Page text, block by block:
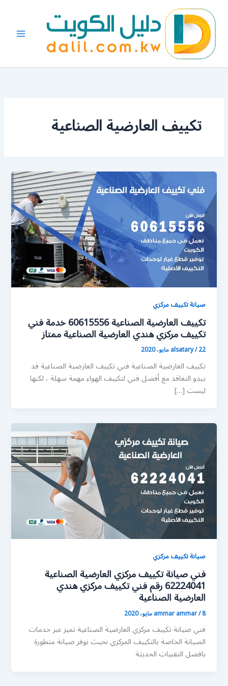
المحتوى
تكييف العارضية الصناعية
صيانة تكييف مركزي
تكييف العارضية الصناعية 60615556 خدمة فني
تكييف مركزي هندي العارضية الصناعية ممتاز
alsatary/22 مايو، 2020
تكييف العارضية الصناعية فني تكييف العارضية الصناعية قد
يبدو التعاقد مع أفضل فني لتكييف الهواء مهمة سهلة ، لكنها
ليست […]
صيانة تكييف مركزي
فني صيانة تكييف مركزي العارضية الصناعية
62224041 رقم فني تكييف مركزي هندي
العارضية الصناعية
ammar ammar/8 مايو، 2020
فني صيانة تكييف مركزي العارضية الصناعية تميز عبر خدمات
الصيانة الخاصة بالتكييف المركزي بحيث نوفر صيانة متطورة
بافضل التقنيات الحديثة